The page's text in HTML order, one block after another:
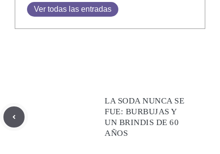
Ver todas las entradas
LA SODA NUNCA SE
FUE: BURBUJAS Y
UN BRINDIS DE 60
AÑOS